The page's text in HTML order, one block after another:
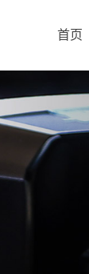
首页